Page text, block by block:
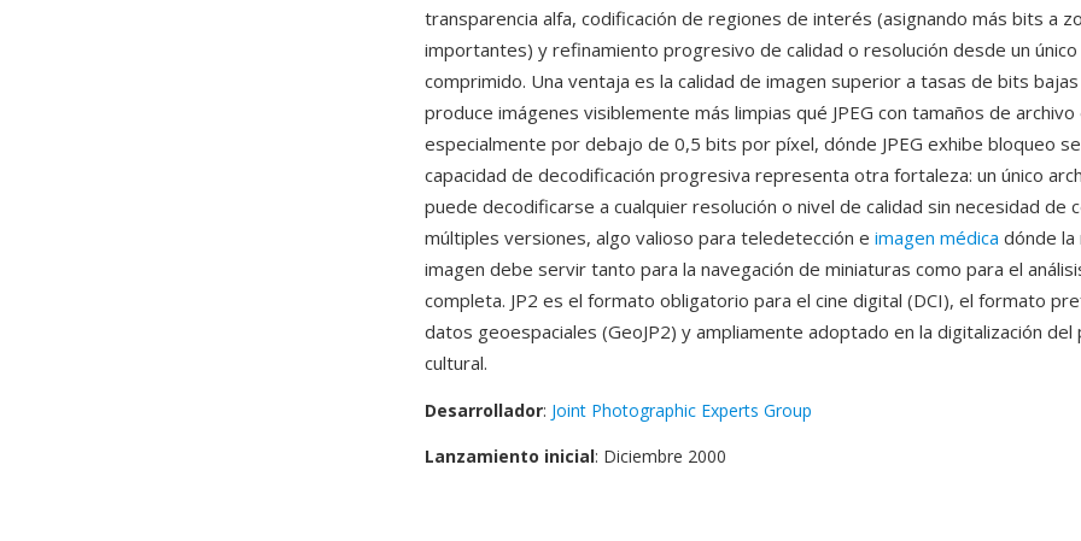
transparencia alfa, codificación de regiones de interés (asignando más bits a
importantes) y refinamiento progresivo de calidad o resolución desde un
comprimido. Una ventaja es la calidad de imagen superior a tasas de bits
produce imágenes visiblemente más limpias qué JPEG con tamaños de
especialmente por debajo de 0,5 bits por píxel, dónde JPEG exhibe bloqueo
capacidad de decodificación progresiva representa otra fortaleza: un único
puede decodificarse a cualquier resolución o nivel de calidad sin necesidad de
múltiples versiones, algo valioso para teledetección e imagen médica dónde la
imagen debe servir tanto para la navegación de miniaturas como para el
completa. JP2 es el formato obligatorio para el cine digital (DCI), el formato
datos geoespaciales (GeoJP2) y ampliamente adoptado en la digitalización del
cultural.
Desarrollador: Joint Photographic Experts Group
Lanzamiento inicial: Diciembre 2000